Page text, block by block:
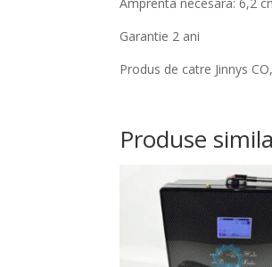
Garantie 2 ani
Produs de catre Jinnys
Produse